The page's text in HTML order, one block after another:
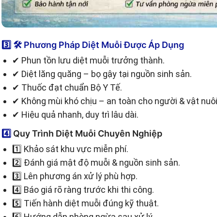
3️⃣ 🛠 Phương Pháp Diệt Muỗi Được Áp Dụng
✔ Phun tồn lưu diệt muỗi trưởng thành.
✔ Diệt lăng quăng – bọ gậy tại nguồn sinh sản.
✔ Thuốc đạt chuẩn Bộ Y Tế.
✔ Không mùi khó chịu – an toàn cho người & vật
✔ Hiệu quả nhanh, duy trì lâu dài.
4️⃣ Quy Trình Diệt Muỗi Chuyên Nghiệp
1️⃣ Khảo sát khu vực miễn phí.
2️⃣ Đánh giá mật độ muỗi & nguồn sinh sản.
3️⃣ Lên phương án xử lý phù hợp.
4️⃣ Báo giá rõ ràng trước khi thi công.
5️⃣ Tiến hành diệt muỗi đúng kỹ thuật.